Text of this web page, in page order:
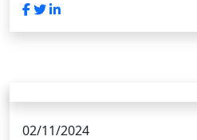
02/11/2024